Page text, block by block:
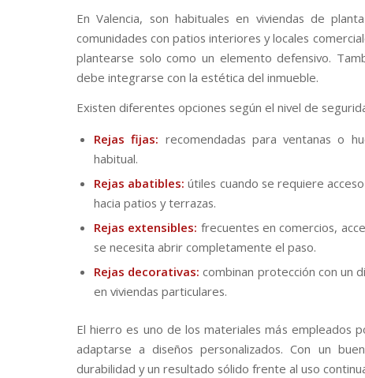
En Valencia, son habituales en viviendas de
comunidades con patios interiores y locales
plantearse solo como un elemento defensivo.
debe integrarse con la estética del inmueble.
Existen diferentes opciones según el nivel de
Rejas fijas: recomendadas para ventanas o
habitual.
Rejas abatibles: útiles cuando se requiere
hacia patios y terrazas.
Rejas extensibles: frecuentes en comercios,
se necesita abrir completamente el paso.
Rejas decorativas: combinan protección con un
en viviendas particulares.
El hierro es uno de los materiales más empleados
adaptarse a diseños personalizados. Con un
durabilidad y un resultado sólido frente al uso